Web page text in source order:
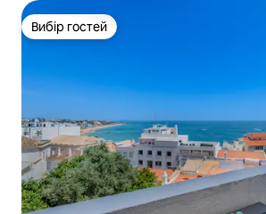
Вибір гостей
Вибір гостей